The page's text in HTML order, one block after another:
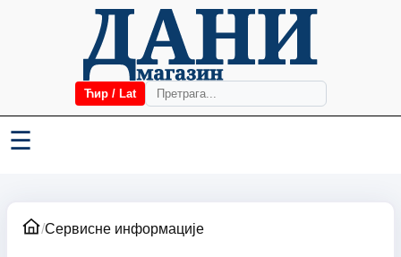
Ћир / Lat
☰
/Сервисне информације